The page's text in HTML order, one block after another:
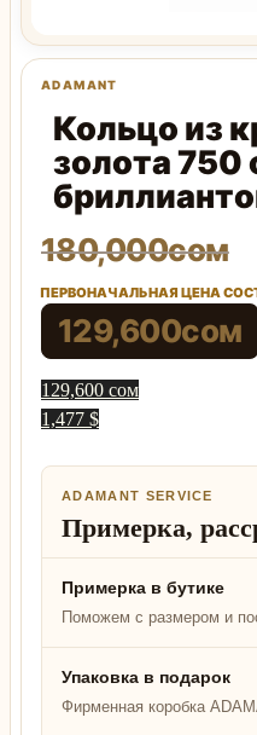
Кольцо из
золота 750
180,000сом
ПЕРВОНАЧАЛЬНАЯ ЦЕНА
129,600сом
129,600 сом
1,477 $
ADAMANT SERVICE
Примерка,
Примерка в бутике
Поможем с размером и
Упаковка в подарок
Фирменная коробка